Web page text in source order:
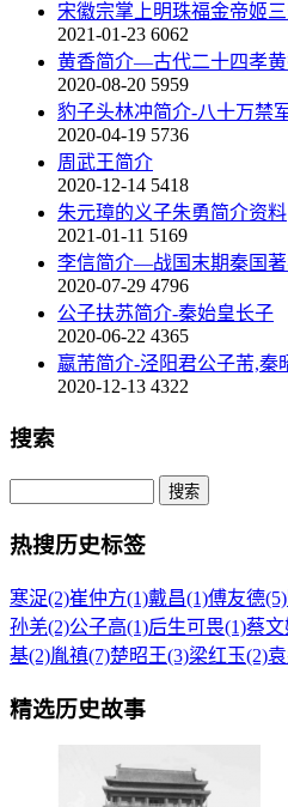
宋徽宗掌上明珠福金帝姬
2021-01-23 6062
黄香简介—古代二十四孝
2020-08-20 5959
豹子头林冲简介-八十万禁
2020-04-19 5736
周武王简介
2020-12-14 5418
朱元璋的义子朱勇简介资料
2021-01-11 5169
李信简介—战国末期秦国
2020-07-29 4796
公子扶苏简介-秦始皇长子
2020-06-22 4365
嬴芾简介-泾阳君公子芾,秦
2020-12-13 4322
搜索
热搜历史标签
寒浞(2)崔仲方(1)戴昌(1)傅友德(5)
孙羌(2)公子高(1)后生可畏(1)蔡文
基(2)胤禛(7)楚昭王(3)梁红玉(2)
精选历史故事